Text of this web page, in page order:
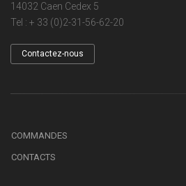
14032 Caen Cedex 5
Tel : + 33 (0)2-31-56-62-20
Contactez-nous
COMMANDES
CONTACTS